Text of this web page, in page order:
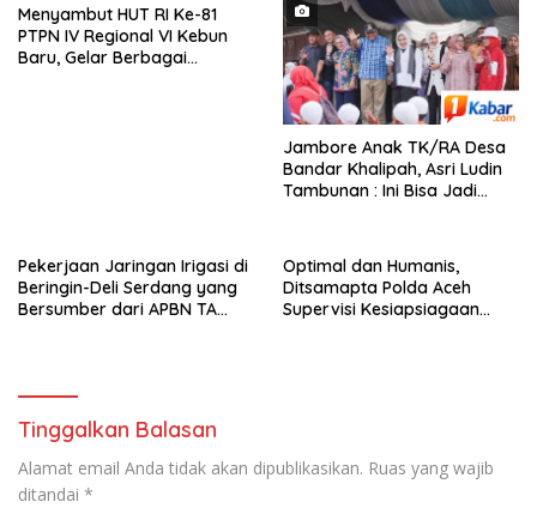
Menyambut HUT RI Ke-81
PTPN IV Regional VI Kebun
Baru, Gelar Berbagai
Jambore Anak TK/RA Desa
Bandar Khalipah, Asri Ludin
Tambunan : Ini Bisa Jadi
Pekerjaan Jaringan Irigasi di
Beringin-Deli Serdang yang
Bersumber dari APBN TA
Optimal dan Humanis,
Ditsamapta Polda Aceh
Supervisi Kesiapsiagaan
Tinggalkan Balasan
Alamat email Anda tidak akan dipublikasikan. Ruas yang wajib
ditandai *